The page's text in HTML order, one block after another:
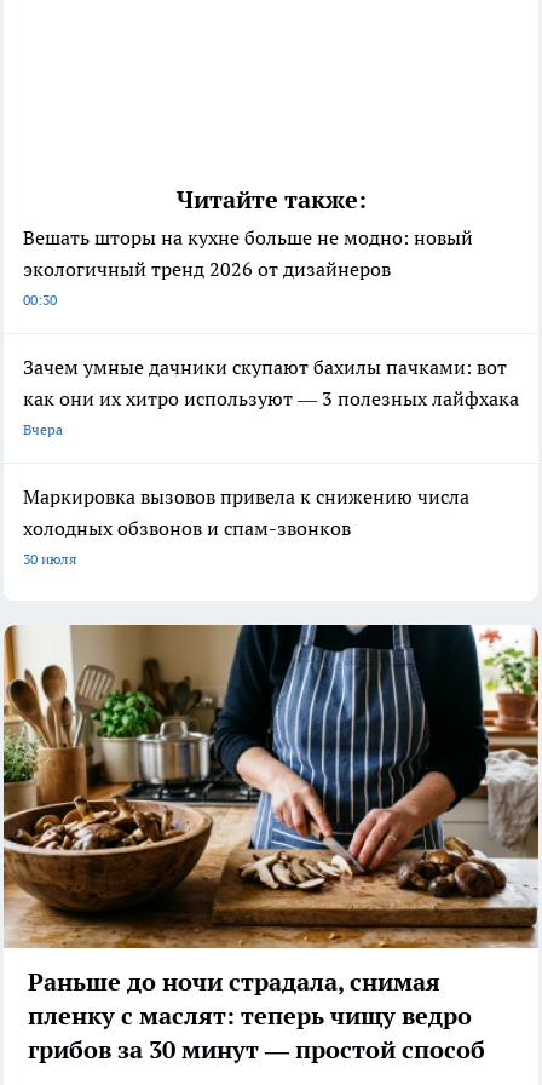
Читайте также:
Вешать шторы на кухне больше не модно: новый
экологичный тренд 2026 от дизайнеров
00:30
Зачем умные дачники скупают бахилы пачками: вот
как они их хитро используют — 3 полезных лайфхака
Вчера
Маркировка вызовов привела к снижению числа
холодных обзвонов и спам-звонков
30 июля
Раньше до ночи страдала, снимая
пленку с маслят: теперь чищу ведро
грибов за 30 минут — простой способ